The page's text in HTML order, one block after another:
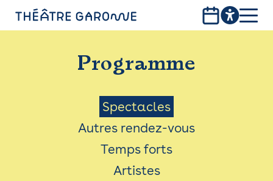
PROGRAMME
INFOS PRATIQUES
AVEC LES PUBLICS
ACCESSIBILITÉ
LES PRODUCTIONS
Programme
Menu
Saison
Spectacles
Autres rendez-vous
Temps forts
Artistes